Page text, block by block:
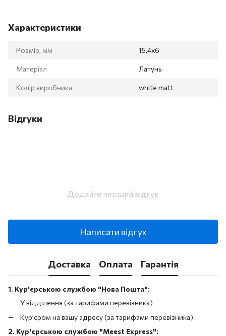
Характеристики
Розмір, мм 15,4x6
Матеріал Латунь
Колір виробника white matt
Відгуки
Додайте перший відгук
Написати відгук
Доставка Оплата Гарантія
1. Кур'єрською службою "Нова Пошта":
У відділення (за тарифами перевізника)
Кур’єром на вашу адресу (за тарифами перевізника)
2. Кур'єрською службою "Meest Express":